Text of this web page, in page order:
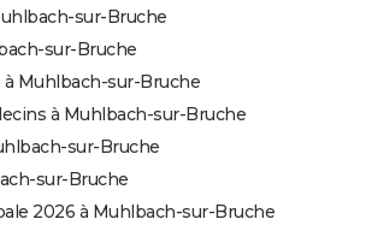
sur-Bruche
sur-Bruche
à Muhlbach-sur-Bruche
à Muhlbach-sur-Bruche
sur-Bruche
sur-Bruche
2026 à Muhlbach-sur-Bruche